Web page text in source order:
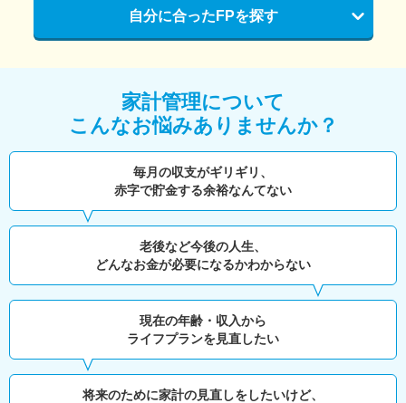
自分に合ったFPを探す
家計管理について
こんなお悩みありませんか？
毎月の収支がギリギリ、
赤字で貯金する余裕なんてない
老後など今後の人生、
どんなお金が必要になるかわからない
現在の年齢・収入から
ライフプランを見直したい
将来のために家計の見直しをしたいけど、